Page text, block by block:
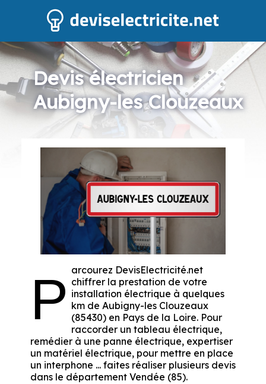
Devis électricien
Aubigny-les Clouzeaux
P arcourez DevisElectricité.net
chiffrer la prestation de votre
installation électrique à quelques
km de Aubigny-les Clouzeaux
(85430) en Pays de la Loire. Pour
raccorder un tableau électrique,
remédier à une panne électrique, expertiser
un matériel électrique, pour mettre en place
un interphone ... faites réaliser plusieurs devis
dans le département Vendée (85).